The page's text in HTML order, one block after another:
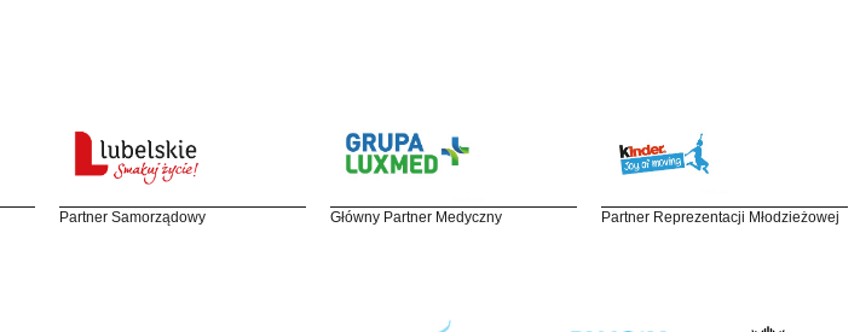
Partner Samorządowy Główny Partner Medyczny Partner Reprezentacji Młodzieżowej